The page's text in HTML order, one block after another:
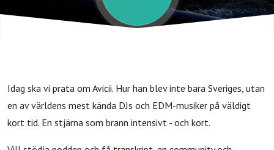
Idag ska vi prata om Avicii. Hur han blev inte bara Sveriges, utan
en av världens mest kända DJs och EDM-musiker på väldigt
kort tid. En stjärna som brann intensivt - och kort.